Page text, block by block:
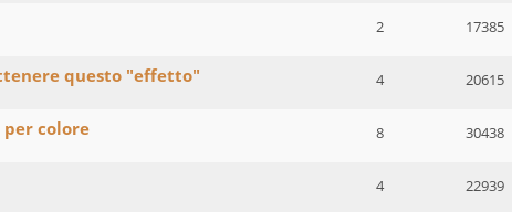
2 17385
questo "effetto" 4 20615
colore 8 30438
4 22939